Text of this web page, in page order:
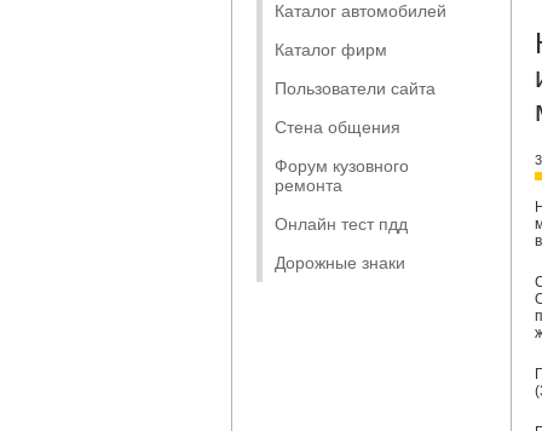
Каталог автомобилей
Каталог фирм
Пользователи сайта
Стена общения
Форум кузовного
ремонта
Онлайн тест пдд
Дорожные знаки